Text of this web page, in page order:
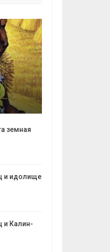
земная
и идолище
и Калин-